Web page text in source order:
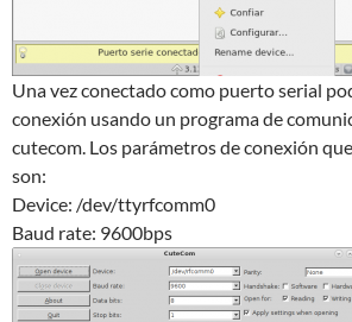
Una vez conectado como puerto serial
conexión usando un programa de
cutecom. Los parámetros de conexión
son:
Device: /dev/ttyrfcomm0
Baud rate: 9600bps